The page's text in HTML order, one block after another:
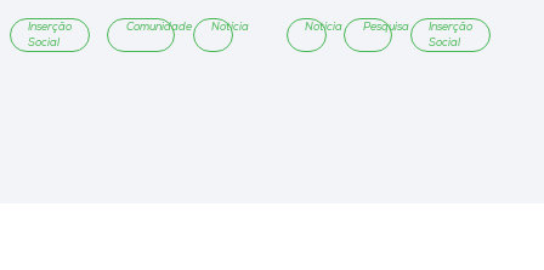
Inserção
Social
Comunidade Notícia Notícia Pesquisa
Inserção
Social